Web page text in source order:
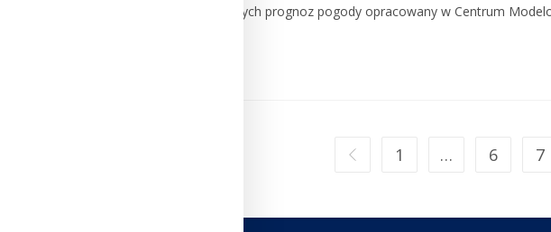
Komentarz do numerycznych prognoz pogody opracowany w Centrum
1 … 6 7